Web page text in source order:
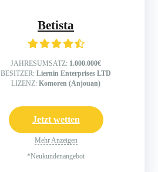
Betista
JAHRESUMSATZ: 1.000.000€
BESITZER: Liernin Enterprises LTD
LIZENZ: Komoren (Anjouan)
Jetzt wetten
Mehr Anzeigen
*Neukundenangebot